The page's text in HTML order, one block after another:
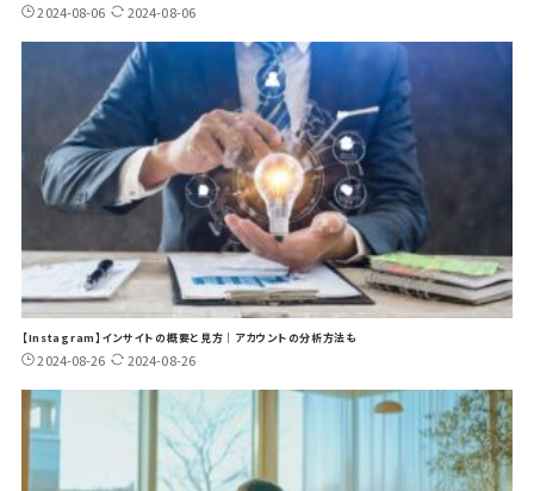
2024-08-06 2024-08-06
【Instagram】インサイトの概要と見方｜アカウントの分析方法も
2024-08-26 2024-08-26